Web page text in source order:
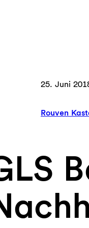
25. Juni
Rouven